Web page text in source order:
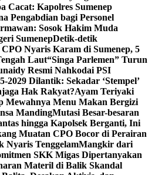
Cacat: Kapolres Sumenep
Pengabdian bagi Personel
Sosok Hakim Muda
SumenepDetik-detik
Nyaris Karam di Sumenep, 5
Laut“Singa Parlemen” Turun
Resmi Nahkodai PSI
2029 Dilantik: Sekadar ‘Stempel’
Hak Rakyat?Ayam Teriyaki
Mewahnya Menu Makan Bergizi
MandingMutasi Besar-besaran
hingga Kapolsek Berganti, Ini
Muatan CPO Bocor di Perairan
Nyaris TenggelamMangkir dari
SKK Migas Dipertanyakan
Materil di Balik Skandal